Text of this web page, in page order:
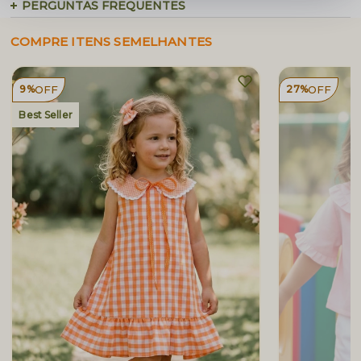
PERGUNTAS FREQUENTES
COMPRE ITENS SEMELHANTES
9%OFF
Best Seller
27%OFF